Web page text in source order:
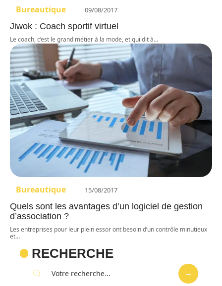
Bureautique 09/08/2017
Jiwok : Coach sportif virtuel
Le coach, c’est le grand métier à la mode, et qui dit à…
Bureautique 15/08/2017
Quels sont les avantages d’un logiciel de gestion
d’association ?
Les entreprises pour leur plein essor ont besoin d’un contrôle minutieux
et…
RECHERCHE